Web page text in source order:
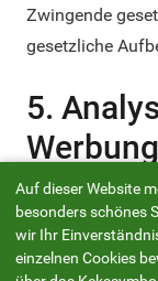
Zwingende
gesetzliche
5.
Werbung
Google
Wir setzen den
Auf dieser Website
besonders schönes
wir Ihr
einzelnen Cookies